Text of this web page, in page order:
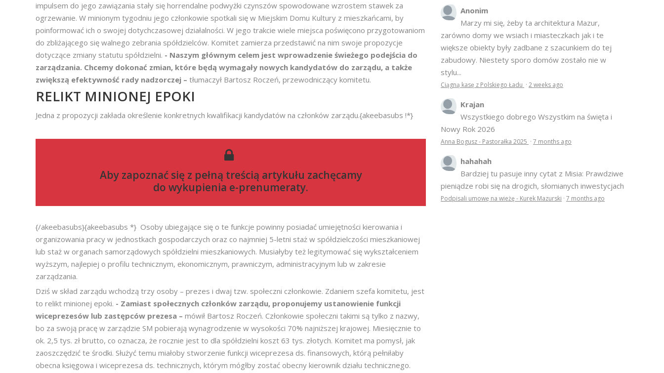
impulsem do jego zawiązania stały się horrendalne podwyżki czynszów spowodowane wzrostem stawek za
ogrzewanie. W minionym tygodniu jego członkowie spotkali się w Miejskim Domu Kultury z mieszkańcami, by
poinformować ich o swojej dotychczasowej działalności. W jego trakcie wiele miejsca poświęcono przygotowaniom
do zbliżającego się walnego zebrania spółdzielców. Komitet zamierza przedstawić na nim swoje propozycje
dotyczące zmiany statutu spółdzielni. - Naszym głównym celem jest wprowadzenie świeżego podejścia do
zarządzania. Chcemy dokonać zmian, które będą wymagały nowych kandydatów do zarządu, a także
zwiększą efektywność rady nadzorczej – tłumaczył Bartosz Roczeń, przewodniczący komitetu.
RELIKT MINIONEJ EPOKI
Jedna z propozycji zakłada określenie konkretnych kwalifikacji kandydatów na członków zarządu.{akeebasubs !*}
Aby zapoznać się z pełną treścią artykułu zachęcamy
do wykupienia e-prenumeraty.
{/akeebasubs}{akeebasubs *} Osoby ubiegające się o te funkcje powinny posiadać umiejętności kierowania i
organizowania pracy w jednostkach gospodarczych oraz co najmniej 5-letni staż w spółdzielczości mieszkaniowej
lub staż w organach samorządowych spółdzielni mieszkaniowych. Musiałyby też legitymować się wykształceniem
wyższym, najlepiej o profilu technicznym, ekonomicznym, prawniczym, administracyjnym lub w zakresie
zarządzania.
Dziś w skład zarządu wchodzą trzy osoby – prezes i dwaj tzw. społeczni członkowie. Zdaniem szefa komitetu, jest
to relikt minionej epoki. - Zamiast społecznych członków zarządu, proponujemy ustanowienie funkcji
wiceprezesów lub zastępców prezesa – mówił Bartosz Roczeń. Członkowie społeczni takimi są tylko z nazwy,
bo za swoją pracę w zarządzie SM pobierają wynagrodzenie w wysokości 70% najniższej krajowej. Miesięcznie to
ok. 2,5 tys. zł brutto, co oznacza, że rocznie jest to dla spółdzielni koszt 63 tys. złotych. Komitet ma pomysł, jak
zaoszczędzić te środki. Służyć temu miałoby stworzenie funkcji wiceprezesa ds. finansowych, którą pełniłaby
obecna księgowa i wiceprezesa ds. technicznych, którym mógłby zostać obecny kierownik działu technicznego.
Anonim
Marzy mi się, żeby ta architektura Mazur,
zarówno domy we wsiach i miasteczkach jak i te
większe obiekty były zadbane z szacunkiem do tej
zabudowy. Niestety sporo domów zostało nie w
stylu...
Ciągną kasę z Polskiego Ładu · 2 weeks ago
Krajan
Wszystkiego dobrego Wszystkim na święta i
Nowy Rok 2026
Anna Bogusz - Pastorałka 2025 · 7 months ago
hahahah
Bardziej tu pasuje inny cytat z Misia: Prawdziwe
pieniądze robi się na drogich, słomianych inwestycjach
Podpisali umowę na wieżę - Kurek Mazurski · 7 months ago